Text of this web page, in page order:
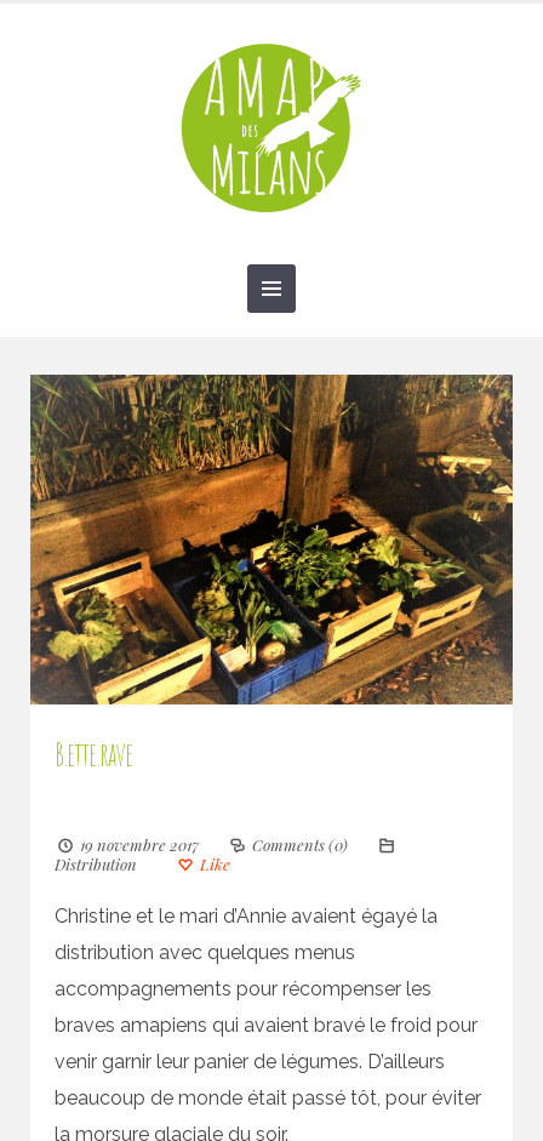
contact@amap-des-milans.fr
B.ette.rave
19 novembre 2017
Comments (0)
Distribution
Like
Christine et le mari d’Annie avaient égayé la
distribution avec quelques menus
accompagnements pour récompenser les
braves amapiens qui avaient bravé le froid pour
venir garnir leur panier de légumes. D’ailleurs
beaucoup de monde était passé tôt, pour éviter
la morsure glaciale du soir.